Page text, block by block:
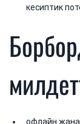
кесиптик
офлайн